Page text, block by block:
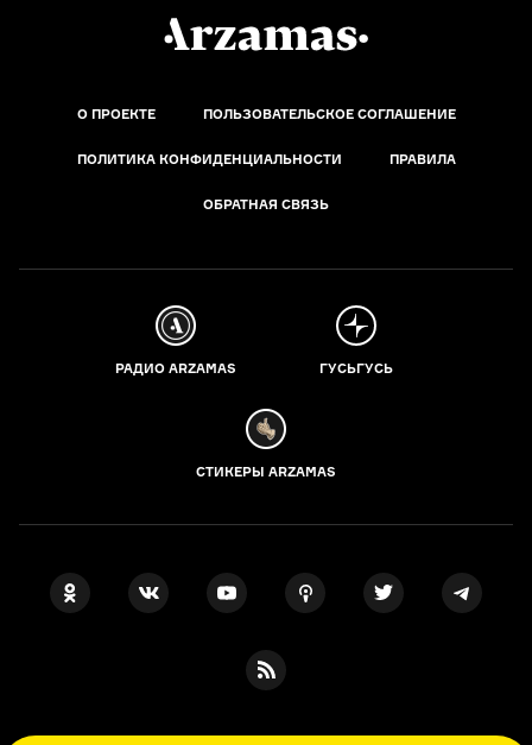
О ПРОЕКТЕ ПОЛЬЗОВАТЕЛЬСКОЕ СОГЛАШЕНИЕ
ПОЛИТИКА КОНФИДЕНЦИАЛЬНОСТИ ПРАВИЛА
ОБРАТНАЯ СВЯЗЬ
РАДИО ARZAMAS ГУСЬГУСЬ
СТИКЕРЫ ARZAMAS